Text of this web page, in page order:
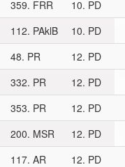
359. FRR
10. PD
112. PAklB
10. PD
48. PR
12. PD
332. PR
12. PD
353. PR
12. PD
200. MSR
12. PD
117. AR
12. PD